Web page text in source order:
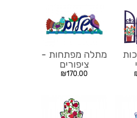
מתלה מפתחות -
ציפורים
₪170.00